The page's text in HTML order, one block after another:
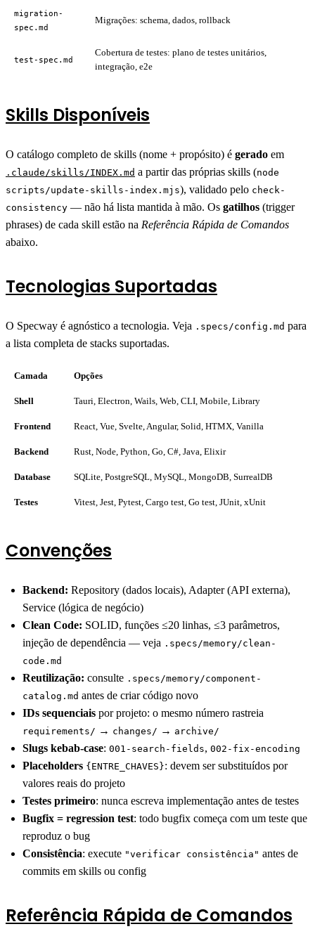
migration-
spec.md
Migrações: schema, dados, rollback
test-spec.md
Cobertura de testes: plano de testes unitários,
integração, e2e
Skills Disponíveis
O catálogo completo de skills (nome + propósito) é gerado em
.claude/skills/INDEX.md a partir das próprias skills (node
scripts/update-skills-index.mjs), validado pelo check-
consistency — não há lista mantida à mão. Os gatilhos (trigger
phrases) de cada skill estão na Referência Rápida de Comandos
abaixo.
Tecnologias Suportadas
O Specway é agnóstico a tecnologia. Veja .specs/config.md para
a lista completa de stacks suportadas.
Camada Opções
Shell Tauri, Electron, Wails, Web, CLI, Mobile, Library
Frontend React, Vue, Svelte, Angular, Solid, HTMX, Vanilla
Backend Rust, Node, Python, Go, C#, Java, Elixir
Database SQLite, PostgreSQL, MySQL, MongoDB, SurrealDB
Testes Vitest, Jest, Pytest, Cargo test, Go test, JUnit, xUnit
Convenções
Backend: Repository (dados locais), Adapter (API externa),
Service (lógica de negócio)
Clean Code: SOLID, funções ≤20 linhas, ≤3 parâmetros,
injeção de dependência — veja .specs/memory/clean-
code.md
Reutilização: consulte .specs/memory/component-
catalog.md antes de criar código novo
IDs sequenciais por projeto: o mesmo número rastreia
requirements/ → changes/ → archive/
Slugs kebab-case: 001-search-fields, 002-fix-encoding
Placeholders {ENTRE_CHAVES}: devem ser substituídos por
valores reais do projeto
Testes primeiro: nunca escreva implementação antes de testes
Bugfix = regression test: todo bugfix começa com um teste que
reproduz o bug
Consistência: execute "verificar consistência" antes de
commits em skills ou config
Referência Rápida de Comandos